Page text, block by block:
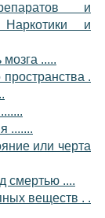
и
и
.....
.
.......
или черта
смертью ....
веществ . .